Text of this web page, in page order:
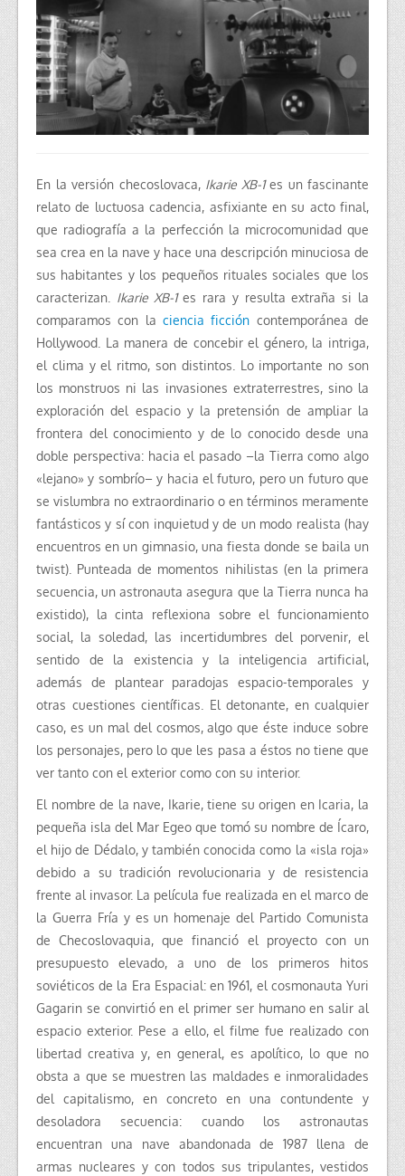
En la versión checoslovaca, Ikarie XB-1es un fascinante
relato de luctuosa cadencia, asfixiante en su acto final,
que radiografía a la perfección la microcomunidad que
sea crea en la nave y hace una descripción minuciosa de
sus habitantes y los pequeños rituales sociales que los
caracterizan. Ikarie XB-1es rara y resulta extraña si la
comparamos con la ciencia ficción contemporánea de
Hollywood. La manera de concebir el género, la intriga,
el clima y el ritmo, son distintos. Lo importante no son
los monstruos ni las invasiones extraterrestres, sino la
exploración del espacio y la pretensión de ampliar la
frontera del conocimiento y de lo conocido desde una
doble perspectiva: hacia el pasado –la Tierra como algo
«lejano» y sombrío– y hacia el futuro, pero un futuro que
se vislumbra no extraordinario o en términos meramente
fantásticos y sí con inquietud y de un modo realista (hay
encuentros en un gimnasio, una fiesta donde se baila un
twist). Punteada de momentos nihilistas (en la primera
secuencia, un astronauta asegura que la Tierra nunca ha
existido), la cinta reflexiona sobre el funcionamiento
social, la soledad, las incertidumbres del porvenir, el
sentido de la existencia y la inteligencia artificial,
además de plantear paradojas espacio-temporales y
otras cuestiones científicas. El detonante, en cualquier
caso, es un mal del cosmos, algo que éste induce sobre
los personajes, pero lo que les pasa a éstos no tiene que
ver tanto con el exterior como con su interior.
El nombre de la nave, Ikarie, tiene su origen en Icaria, la
pequeña isla del Mar Egeo que tomó su nombre de Ícaro,
el hijo de Dédalo, y también conocida como la «isla roja»
debido a su tradición revolucionaria y de resistencia
frente al invasor. La película fue realizada en el marco de
la Guerra Fría y es un homenaje del Partido Comunista
de Checoslovaquia, que financió el proyecto con un
presupuesto elevado, a uno de los primeros hitos
soviéticos de la Era Espacial: en 1961, el cosmonauta Yuri
Gagarin se convirtió en el primer ser humano en salir al
espacio exterior. Pese a ello, el filme fue realizado con
libertad creativa y, en general, es apolítico, lo que no
obsta a que se muestren las maldades e inmoralidades
del capitalismo, en concreto en una contundente y
desoladora secuencia: cuando los astronautas
encuentran una nave abandonada de 1987 llena de
armas nucleares y con todos sus tripulantes, vestidos